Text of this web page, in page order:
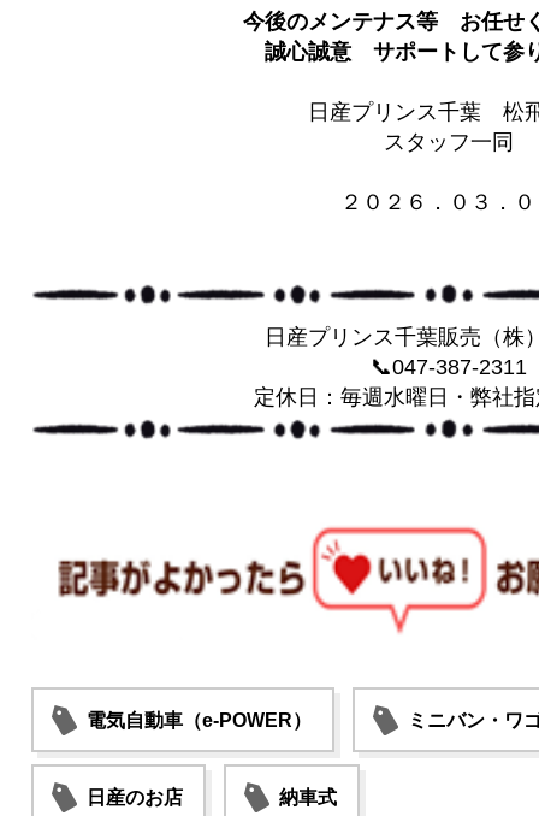
今後のメンテナス等 お任せ
誠心誠意 サポートして参
日産プリンス千葉 松
スタッフ一同
２０２６．０３．
日産プリンス千葉販売（株
📞047-387-2311
定休日：毎週水曜日・弊社
電気自動車（e-POWER） ミニバン・ワ
日産のお店 納車式